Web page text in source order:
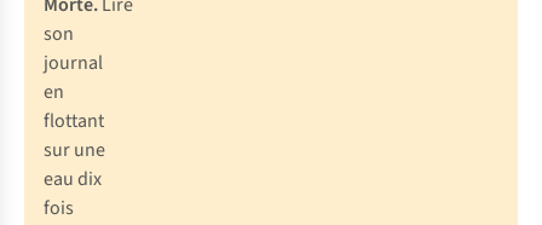
son
journal
en
flottant
sur une
eau dix
fois